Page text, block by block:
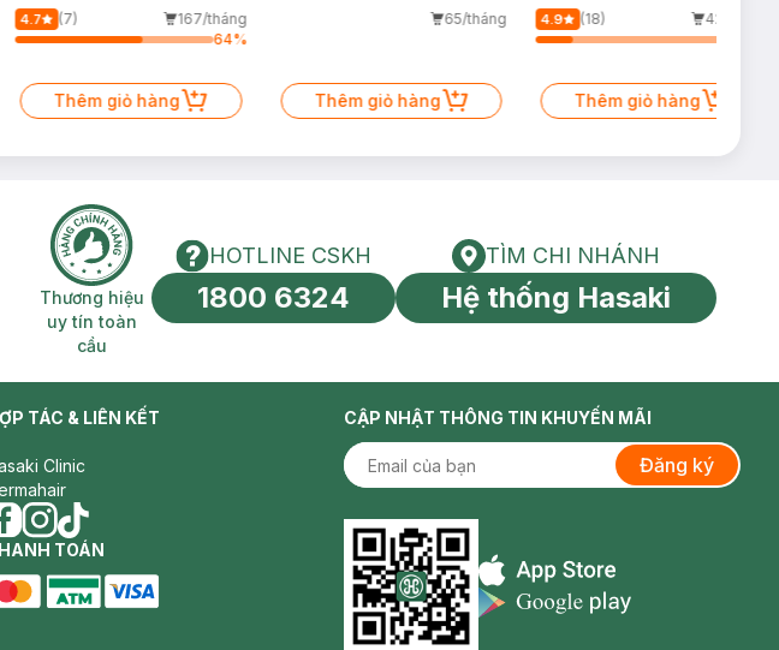
4.7 (7)
167/tháng
64%
Thêm giỏ hàng
Phẩm Bảo Vệ Sức Khỏe DHC
65/tháng
Thêm giỏ hàng
4.9 (18)
42/tháng
Thêm giỏ hàng
phí Thương hiệu uy tín toàn cầu
Thương hiệu
uy tín toàn
cầu
HOTLINE CSKH
HOTLINE CSKH
1800 6324
Tìm chi nhánh
TÌM CHI NHÁNH
Hệ thống Hasaki
TÁC & LIÊN KẾT
Clinic
instagram
tiktok
TOÁN
CẬP NHẬT THÔNG TIN KHUYẾN MÃI
Đăng ký
Appstore icon